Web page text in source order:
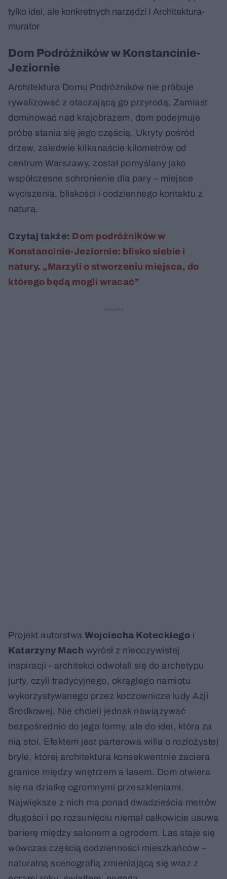
tylko idei, ale konkretnych narzędzi I Architektura-
murator
Dom Podróżników w Konstancinie-
Jeziornie
Architektura Domu Podróżników nie próbuje
rywalizować z otaczającą go przyrodą. Zamiast
dominować nad krajobrazem, dom podejmuje
próbę stania się jego częścią. Ukryty pośród
drzew, zaledwie kilkanaście kilometrów od
centrum Warszawy, został pomyślany jako
współczesne schronienie dla pary – miejsce
wyciszenia, bliskości i codziennego kontaktu z
naturą.
Czytaj także: Dom podróżników w
Konstancinie-Jeziornie: blisko siebie i
natury. „Marzyli o stworzeniu miejsca, do
którego będą mogli wracać”
Projekt autorstwa Wojciecha Koteckiego i
Katarzyny Mach wyrósł z nieoczywistej
inspiracji - architekci odwołali się do archetypu
jurty, czyli tradycyjnego, okrągłego namiotu
wykorzystywanego przez koczownicze ludy Azji
Środkowej. Nie chcieli jednak nawiązywać
bezpośrednio do jego formy, ale do idei, która za
nią stoi. Efektem jest parterowa willa o rozłożystej
bryle, której architektura konsekwentnie zaciera
granice między wnętrzem a lasem. Dom otwiera
się na działkę ogromnymi przeszkleniami.
Największe z nich ma ponad dwadzieścia metrów
długości i po rozsunięciu niemal całkowicie usuwa
barierę między salonem a ogrodem. Las staje się
wówczas częścią codzienności mieszkańców –
naturalną scenografią zmieniającą się wraz z